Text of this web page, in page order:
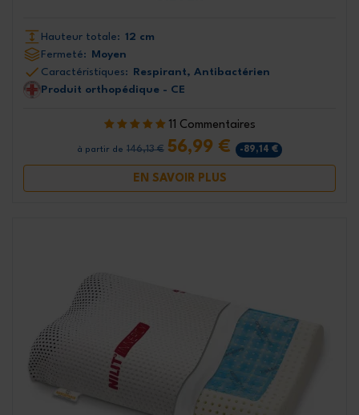
Hauteur totale: 12 cm
Fermeté: Moyen
Caractéristiques: Respirant, Antibactérien
Produit orthopédique - CE
11 Commentaires
à partir de 146,13 € 56,99 € -89,14 €
EN SAVOIR PLUS